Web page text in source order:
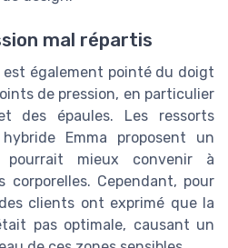
mal répartis
est également pointé du doigt
de pression, en particulier
des épaules. Les ressorts
Emma proposent un
mieux convenir à
corporelles. Cependant, pour
clients ont exprimé que la
pas optimale, causant un